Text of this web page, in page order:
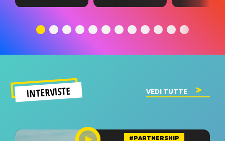
testo,
significato
traduzione e
del singolo
testo,
INTERVISTE VEDI TUTTE
#PARTNERSHIP